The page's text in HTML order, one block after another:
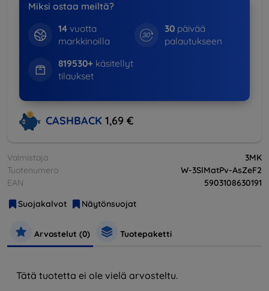
Miksi ostaa meiltä?
14vuotta
markkinoilla
30 päivää
palautukseen
819530+käsitellyt
tilaukset
CASHBACK 1,69 €
Valmistaja
3MK
Tuotenumero
W-3SlMatPv-AsZeF2
EAN
5903108630191
Suojakalvot
Näytönsuojat
Arvostelut (0) Tuotepaketti
Tätä tuotetta ei ole vielä arvosteltu.